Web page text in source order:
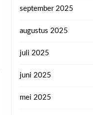
september 2025
augustus 2025
juli 2025
juni 2025
mei 2025